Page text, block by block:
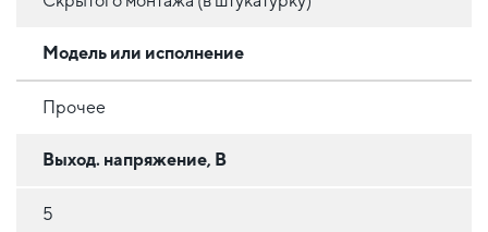
Модель или исполнение
Прочее
Выход. напряжение, В
5